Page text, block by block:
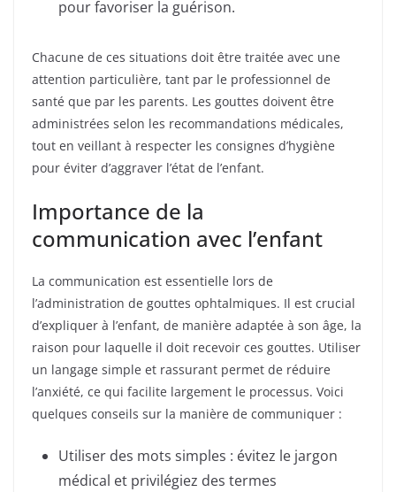
pour favoriser la guérison.
Chacune de ces situations doit être traitée avec une
attention particulière, tant par le professionnel de
santé que par les parents. Les gouttes doivent être
administrées selon les recommandations médicales,
tout en veillant à respecter les consignes d’hygiène
pour éviter d’aggraver l’état de l’enfant.
Importance de la
communication avec l’enfant
La communication est essentielle lors de
l’administration de gouttes ophtalmiques. Il est crucial
d’expliquer à l’enfant, de manière adaptée à son âge, la
raison pour laquelle il doit recevoir ces gouttes. Utiliser
un langage simple et rassurant permet de réduire
l’anxiété, ce qui facilite largement le processus. Voici
quelques conseils sur la manière de communiquer :
Utiliser des mots simples : évitez le jargon
médical et privilégiez des termes